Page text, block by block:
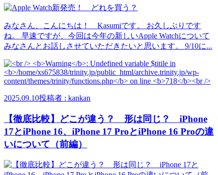
みなさん、こんにちは！ Kasumiです。 お久しぶりです
ね。 早速ですが、今回は今年の新しいApple Watchについて
みなさんとお話しさせていただきたいと思います。 9/10に...
2025.09.10投稿者 : kankan
【徹底比較】どこが違う？ 形は同じ？ iPhone
17とiPhone 16、iPhone 17 ProとiPhone 16 Proの違
いについて（前編）